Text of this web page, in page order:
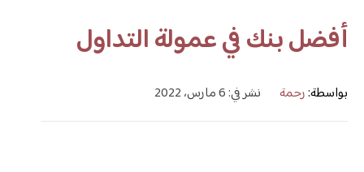
أفضل بنك في عمولة التداول
بواسطة:رحمة نشر في: 6 مارس، 2022